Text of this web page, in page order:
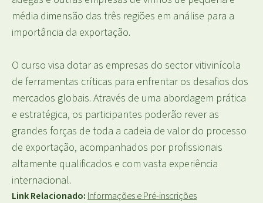
média dimensão das três regiões em análise para a
importância da exportação.
O curso visa dotar as empresas do sector vitivinícola
de ferramentas críticas para enfrentar os desafios dos
mercados globais. Através de uma abordagem prática
e estratégica, os participantes poderão rever as
grandes forças de toda a cadeia de valor do processo
de exportação, acompanhados por profissionais
altamente qualificados e com vasta experiência
internacional.
Link Relacionado: Informações e Pré-inscrições